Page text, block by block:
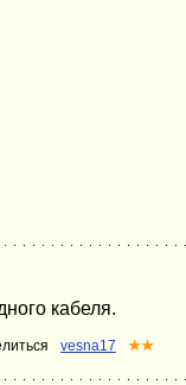
кабеля.
vesna17 ★★